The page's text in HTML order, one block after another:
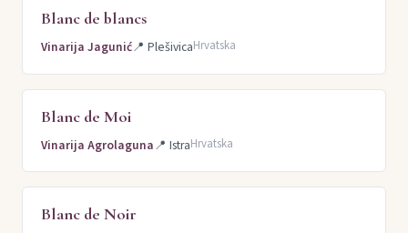
Blanc de blancs
Vinarija Jagunić📍 PlešivicaHrvatska
Blanc de Moi
Vinarija Agrolaguna📍 IstraHrvatska
Blanc de Noir